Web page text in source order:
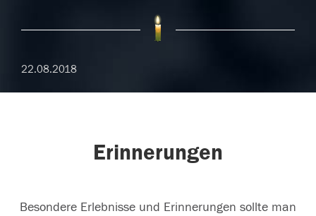
22.08.2018
Erinnerungen
Besondere Erlebnisse und Erinnerungen sollte man